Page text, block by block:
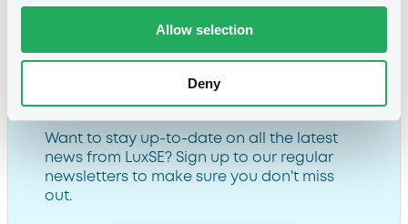
Allow selection
Deny
Want to stay up-to-date on all the latest
news from LuxSE? Sign up to our regular
newsletters to make sure you don't miss
out.